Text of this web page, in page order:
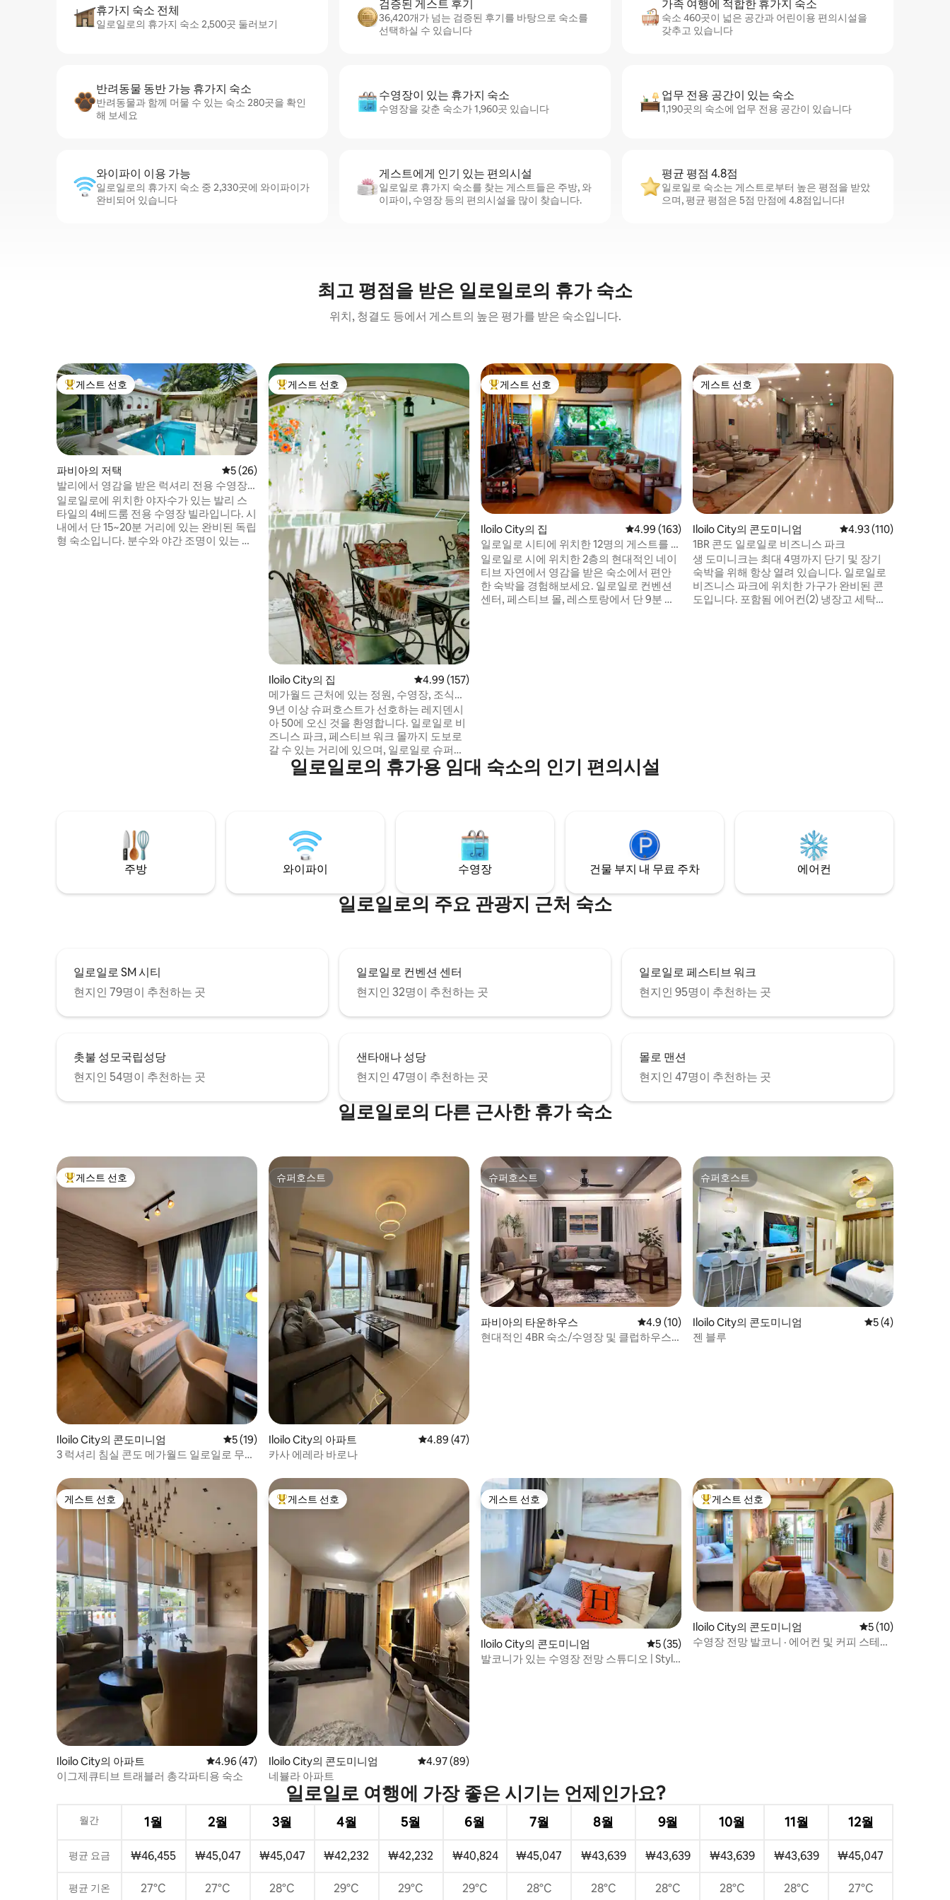
휴가지 숙소 전체
일로일로의 휴가지 숙소 2,500곳 둘러보기
검증된 게스트 후기
36,420개가 넘는 검증된 후기를 바탕으로 숙소를
선택하실 수 있습니다
가족 여행에 적합한 휴가지 숙소
숙소 460곳이 넓은 공간과 어린이용 편의시설을
갖추고 있습니다
반려동물 동반 가능 휴가지 숙소
반려동물과 함께 머물 수 있는 숙소 280곳을 확인
해 보세요
수영장이 있는 휴가지 숙소
수영장을 갖춘 숙소가 1,960곳 있습니다
업무 전용 공간이 있는 숙소
1,190곳의 숙소에 업무 전용 공간이 있습니다
와이파이 이용 가능
일로일로의 휴가지 숙소 중 2,330곳에 와이파이가
완비되어 있습니다
게스트에게 인기 있는 편의시설
일로일로 휴가지 숙소를 찾는 게스트들은 주방, 와
이파이, 수영장 등의 편의시설을 많이 찾습니다.
평균 평점 4.8점
일로일로 숙소는 게스트로부터 높은 평점을 받았
으며, 평균 평점은 5점 만점에 4.8점입니다!
최고 평점을 받은 일로일로의 휴가 숙소
위치, 청결도 등에서 게스트의 높은 평가를 받은 숙소입니다.
상위 게스트 선호
게스트 선호
파비아의 저택 평점 5점(5점 만점), 후기 26개
5 (26)
발리에서 영감을 받은 럭셔리 전용 수영장
빌라 • 일로일로
일로일로에 위치한 야자수가 있는 발리 스
타일의 4베드룸 전용 수영장 빌라입니다. 시
내에서 단 15~20분 거리에 있는 완비된 독립
형 숙소입니다. 분수와 야간 조명이 있는 아
상위 게스트 선호
게스트 선호
Iloilo City의 집 평점 4.99점(5점 만점), 후기 157개
4.99 (157)
메가월드 근처에 있는 정원, 수영장, 조식이
있는 숙소
9년 이상 슈퍼호스트가 선호하는 레지덴시
아 50에 오신 것을 환영합니다. 일로일로 비
즈니스 파크, 페스티브 워크 몰까지 도보로
갈 수 있는 거리에 있으며, 일로일로 슈퍼마
트 바로 맞은편에 있습니다. 일로일로 컨벤
션 센터에서 이벤트에 참석하거나, 가족을
루를 시작하고, 정원에서 조용한 아침을 즐
기고, 오후에는 일로일로 시티를 둘러본 후
돌아와 수영장에 몸을 담가 휴식을 취해보
세요.
상위 게스트 선호
게스트 선호
Iloilo City의 집 평점 4.99점(5점 만점), 후기 163개
4.99 (163)
일로일로 시티에 위치한 12명의 게스트를 위
한 트로피컬 홈
일로일로 시에 위치한 2층의 현대적인 네이
티브 자연에서 영감을 받은 숙소에서 편안
한 숙박을 경험해보세요. 일로일로 컨벤션
센터, 페스티브 몰, 레스토랑에서 단 9분 거
게스트 선호
게스트 선호
Iloilo City의 콘도미니엄 평점 4.93점(5점 만점),
4.93 (110)
1BR 콘도 일로일로 비즈니스 파크
생 도미니크는 최대 4명까지 단기 및 장기
숙박을 위해 항상 열려 있습니다. 일로일로
비즈니스 파크에 위치한 가구가 완비된 콘
도입니다. 포함됨 에어컨(2) 냉장고 세탁기
일로일로의 휴가용 임대 숙소의 인기 편의시설
주방 와이파이 수영장 건물 부지 내 무료 주차 에어컨
일로일로의 주요 관광지 근처 숙소
일로일로 SM 시티
현지인 79명이 추천하는 곳
일로일로 컨벤션 센터
현지인 32명이 추천하는 곳
일로일로 페스티브 워크
현지인 95명이 추천하는 곳
촛불 성모국립성당
현지인 54명이 추천하는 곳
샌타애나 성당
현지인 47명이 추천하는 곳
몰로 맨션
현지인 47명이 추천하는 곳
일로일로의 다른 근사한 휴가 숙소
상위 게스트 선호
게스트 선호
Iloilo City의 콘도미니엄 평점 5점(5점 만점), 후기 19개
5 (19)
3 럭셔리 침실 콘도 메가월드 일로일로 무료
슈퍼호스트
슈퍼호스트
Iloilo City의 아파트 평점 4.89점(5점 만점), 후기 47개
4.89 (47)
카사 에레라 바로나
슈퍼호스트
슈퍼호스트
파비아의 타운하우스 평점 4.9점(5점 만점), 후기 10개
4.9 (10)
현대적인 4BR 숙소/수영장 및 클럽하우스/
슈퍼호스트
슈퍼호스트
Iloilo City의 콘도미니엄 평점 5점(5점 만
5 (4)
젠 블루
게스트 선호
게스트 선호
Iloilo City의 아파트 평점 4.96점(5점 만점), 후기 47개
4.96 (47)
이그제큐티브 트래블러 총각파티용 숙소
상위 게스트 선호
게스트 선호
Iloilo City의 콘도미니엄 평점 4.97점(5점 만점), 후기 89개
4.97 (89)
네뷸라 아파트
게스트 선호
게스트 선호
Iloilo City의 콘도미니엄 평점 5점(5점 만점), 후기 35개
5 (35)
발코니가 있는 수영장 전망 스튜디오 | Style
상위 게스트 선호
게스트 선호
Iloilo City의 콘도미니엄 평점 5점(5점 만점
5 (10)
수영장 전망 발코니 · 에어컨 및 커피 스테이
일로일로 여행에 가장 좋은 시기는 언제인가요?
월간 1월 2월 3월 4월 5월 6월 7월 8월 9월 10월 11월 12월
평균 요금 ₩46,455 ₩45,047 ₩45,047 ₩42,232 ₩42,232 ₩40,824 ₩45,047 ₩43,639 ₩43,639 ₩43,639 ₩43,639 ₩45,047
평균 기온 27°C 27°C 28°C 29°C 29°C 29°C 28°C 28°C 28°C 28°C 28°C 27°C